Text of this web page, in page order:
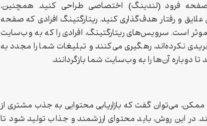
صفحه فرود (لندینگ) اختصاصی طراحی کنید. همچنین،
و رفتار هدف‌گذاری کنید. ریتارگتینگ افرادی که صفحه
موثر است. سرویس‌های ریتارگتینگ، افرادی را که به وب‌سایت
نکرده‌اند، رهگیری می‌کنند و تبلیغات شما را مجدد به
دوباره آن‌ها را به وب‌سایت شما بازگردانند.
می‌توان گفت که بازاریابی محتوایی به جذب مشتری از
در این روش، باید محتوای ارزشمند و جذاب تولید شود تا